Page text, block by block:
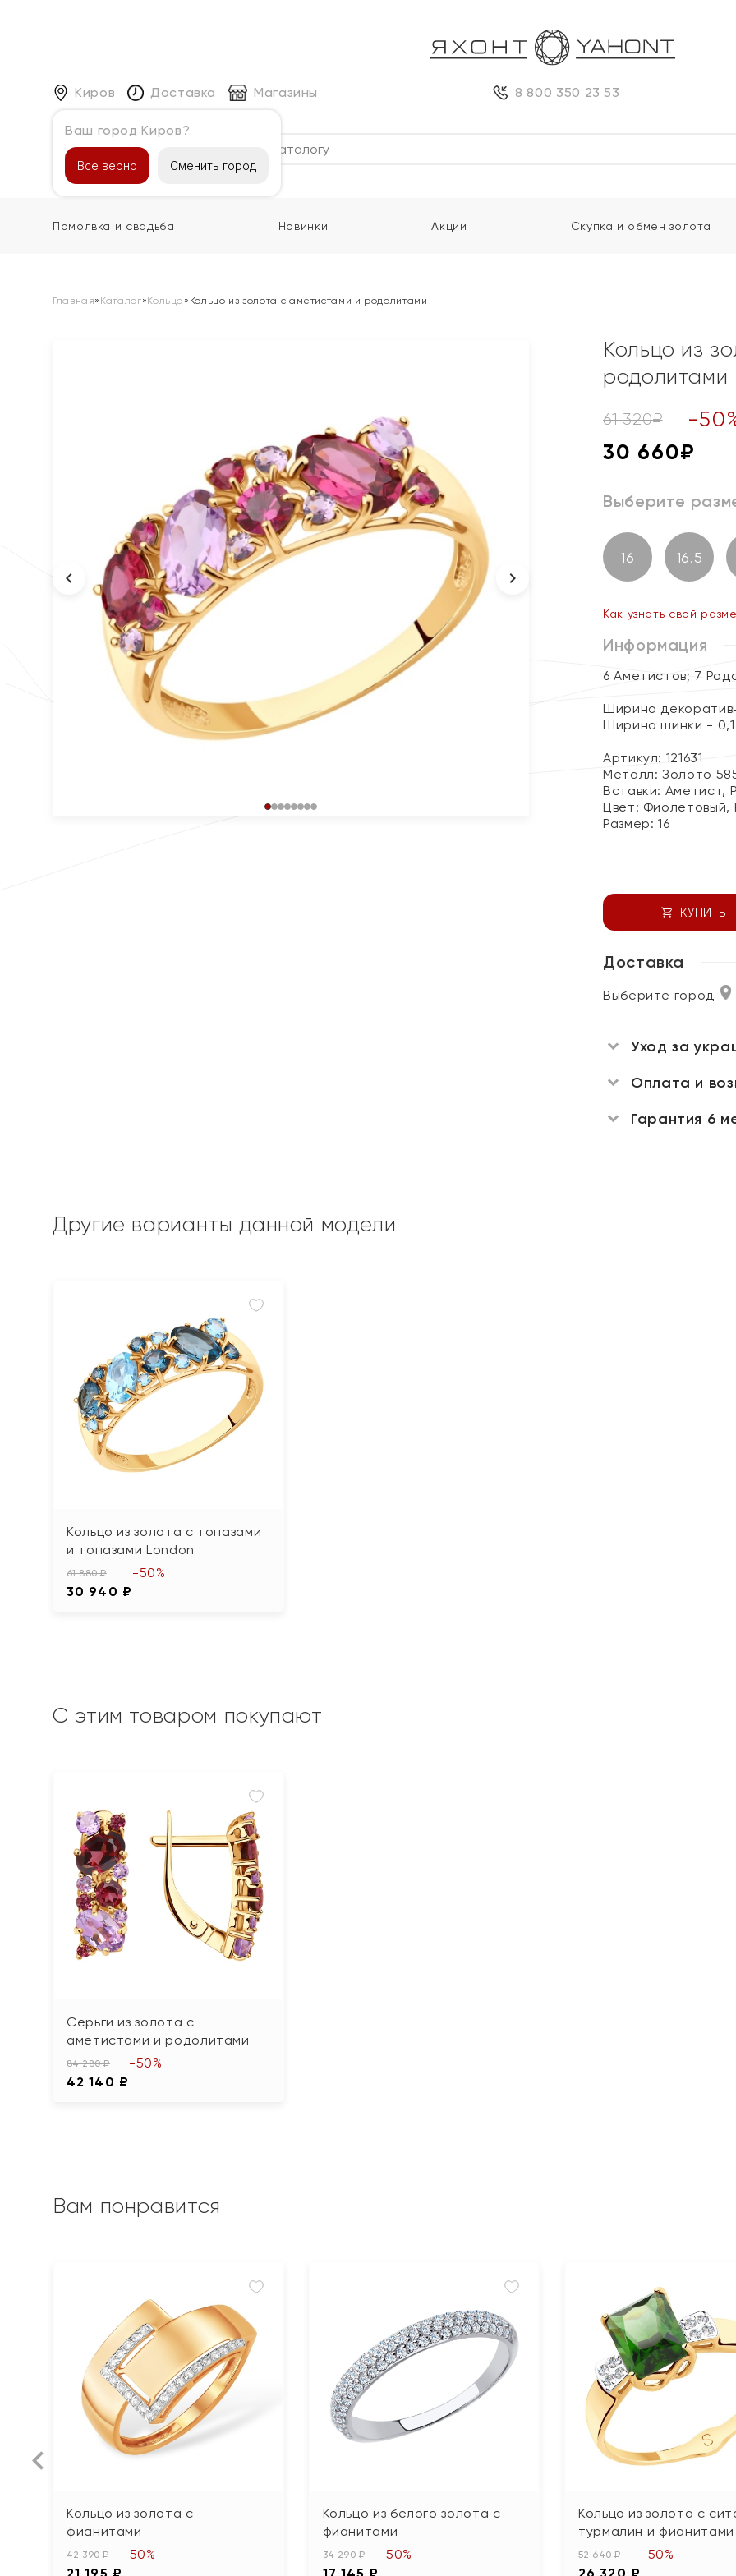
Киров
Ваш город Киров?
Все верно Сменить город
Доставка Магазины 8 800 350 23 53
Каталог
Помолвка и свадьба Новинки Акции Скупка и обмен золота
Главная» Каталог»Кольца » Кольцо из золота с аметистами и родолитами
Кольцо из
родолитами
61 320₽ -50
30 660₽
Выберите
16 16.5
Как узнать свой
Информация
6 Аметистов; 7
Ширина
Ширина шинки -
Артикул: 121631
Металл:Золото
Вставки: Аметист,
Цвет: Фиолетовый,
Размер:16
КУПИТЬ
Доставка
Выберите город
Уход за
Оплата и
Гарантия 6
Другие варианты данной модели
Кольцо из золота с топазами
и топазами London
61 880 ₽
30 940 ₽
-50%
С этим товаром покупают
Серьги из золота с
аметистами и родолитами
84 280 ₽
42 140 ₽
-50%
Вам понравится
Кольцо из золота с
фианитами
42 390 ₽
21 195 ₽
-50%
Кольцо из белого золота с
фианитами
34 290 ₽
17 145 ₽
-50%
Кольцо из золота с
турмалин и фианитами
52 640 ₽
26 320 ₽
-50%